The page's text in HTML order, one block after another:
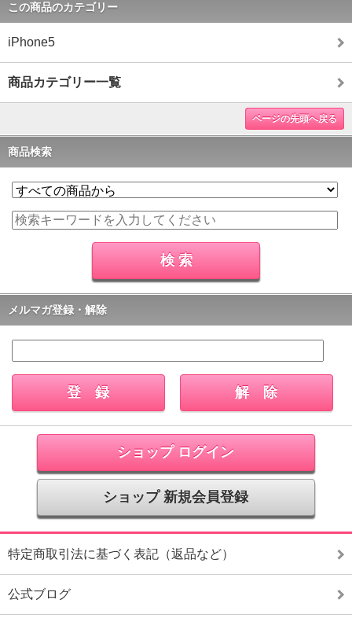
この商品のカテゴリー
iPhone5
商品カテゴリー一覧
ページの先頭へ戻る
商品検索
メルマガ登録・解除
ショップ ログイン
ショップ 新規会員登録
特定商取引法に基づく表記（返品など）
公式ブログ